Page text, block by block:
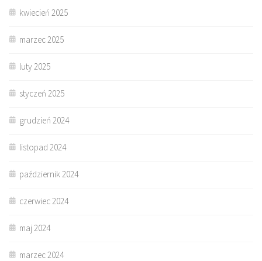
kwiecień 2025
marzec 2025
luty 2025
styczeń 2025
grudzień 2024
listopad 2024
październik 2024
czerwiec 2024
maj 2024
marzec 2024